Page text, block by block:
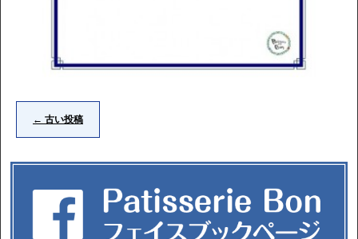
← 古い投稿